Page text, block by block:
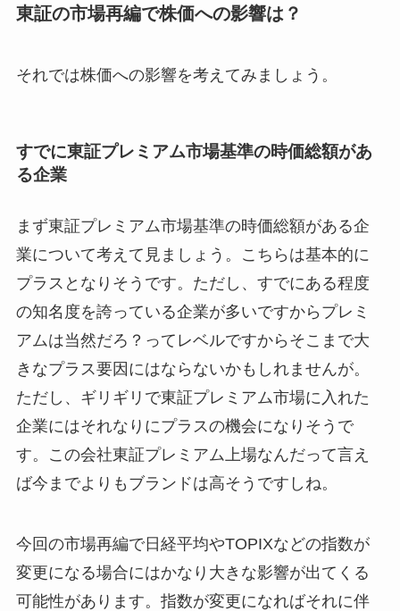
東証の市場再編で株価への影響は？
それでは株価への影響を考えてみましょう。
すでに東証プレミアム市場基準の時価総額があ
る企業
まず東証プレミアム市場基準の時価総額がある企
業について考えて見ましょう。こちらは基本的に
プラス となりそうです。ただし、すでにある程度
の知名度を誇っている企業が多いですからプレミ
アムは当然だろ？ってレベルですからそこまで大
きなプラス要因にはならないかもしれませんが。
ただし、ギリギリで東証プレミアム市場に入れた
企業にはそれなりにプラスの機会になりそうで
す。この会社東証プレミアム上場なんだって言え
ば今までよりもブランドは高そうですしね。
今回の市場再編で日経平均やTOPIXなどの指数が
変更になる場合にはかなり大きな影響が出てくる
可能性があります。指数が変更になればそれに伴